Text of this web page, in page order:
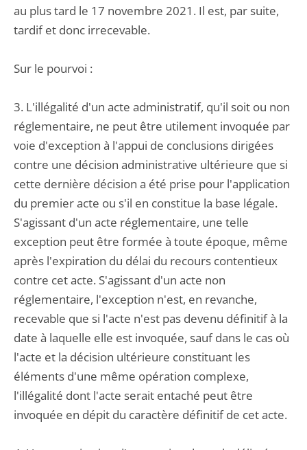
au plus tard le 17 novembre 2021. Il est, par suite,
tardif et donc irrecevable.
Sur le pourvoi :
3. L'illégalité d'un acte administratif, qu'il soit ou non
réglementaire, ne peut être utilement invoquée par
voie d'exception à l'appui de conclusions dirigées
contre une décision administrative ultérieure que si
cette dernière décision a été prise pour l'application
du premier acte ou s'il en constitue la base légale.
S'agissant d'un acte réglementaire, une telle
exception peut être formée à toute époque, même
après l'expiration du délai du recours contentieux
contre cet acte. S'agissant d'un acte non
réglementaire, l'exception n'est, en revanche,
recevable que si l'acte n'est pas devenu définitif à la
date à laquelle elle est invoquée, sauf dans le cas où
l'acte et la décision ultérieure constituant les
éléments d'une même opération complexe,
l'illégalité dont l'acte serait entaché peut être
invoquée en dépit du caractère définitif de cet acte.